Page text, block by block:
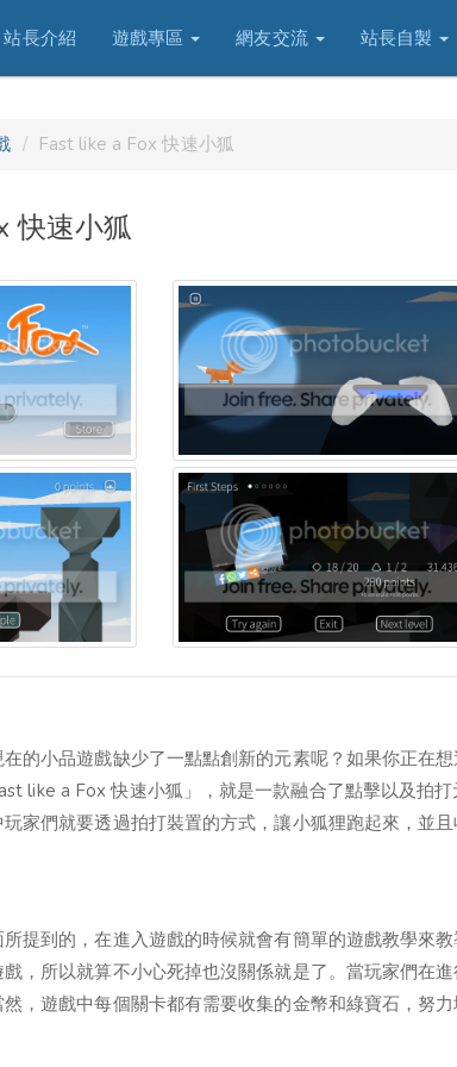
站長介紹 遊戲專區 網友交流 站長自製
Fast like a Fox 快速小狐
快速小狐
的小品遊戲缺少了一點點創新的元素呢？如果你正在
like a Fox 快速小狐」，就是一款融合了點擊以及拍
家們就要透過拍打裝置的方式，讓小狐狸跑起來，並
提到的，在進入遊戲的時候就會有簡單的遊戲教學來
，所以就算不小心死掉也沒關係就是了。當玩家們在
，遊戲中每個關卡都有需要收集的金幣和綠寶石，努